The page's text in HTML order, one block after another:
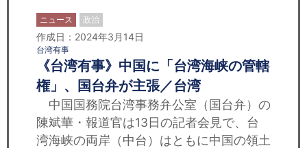
ニュース 政治
作成日：2024年3月14日
台湾有事
《台湾有事》中国に「台湾海峡の管轄
権」、国台弁が主張／台湾
中国国務院台湾事務弁公室（国台弁）の
陳斌華・報道官は13日の記者会見で、台
湾海峡の両岸（中台）はともに中国の領土